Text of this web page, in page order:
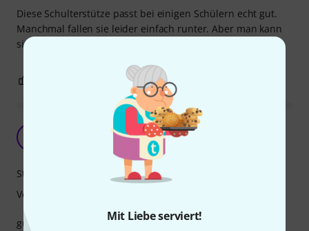
Mit Liebe serviert!
Diese Schulterstütze passt bei einigen Schülern echt gut.
Manchmal fallen sie leider einfach runter. Aber man kann
sie sehr flexibel anpassen.
BEWERTUNG MELDEN
Klassikmusiker 03.08.2020
gut und bewährt - von einer bekannten Marke.
Stabilität
Verarbeitung